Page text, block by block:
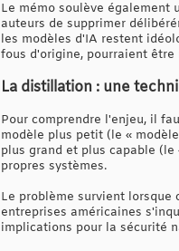
Le mémo soulève également
auteurs de supprimer
les modèles d'IA restent
fous d'origine, pourraient
La distillation : une
Pour comprendre l'enjeu, il
modèle plus petit (le «
plus grand et plus capable
propres systèmes.
Le problème survient lorsque
entreprises américaines
implications pour la sécurité